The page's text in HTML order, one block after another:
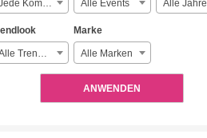
Jede Komplexität Alle Events Alle Jahre
Alle Trendlooks
Marke
Alle Marken
ANWENDEN